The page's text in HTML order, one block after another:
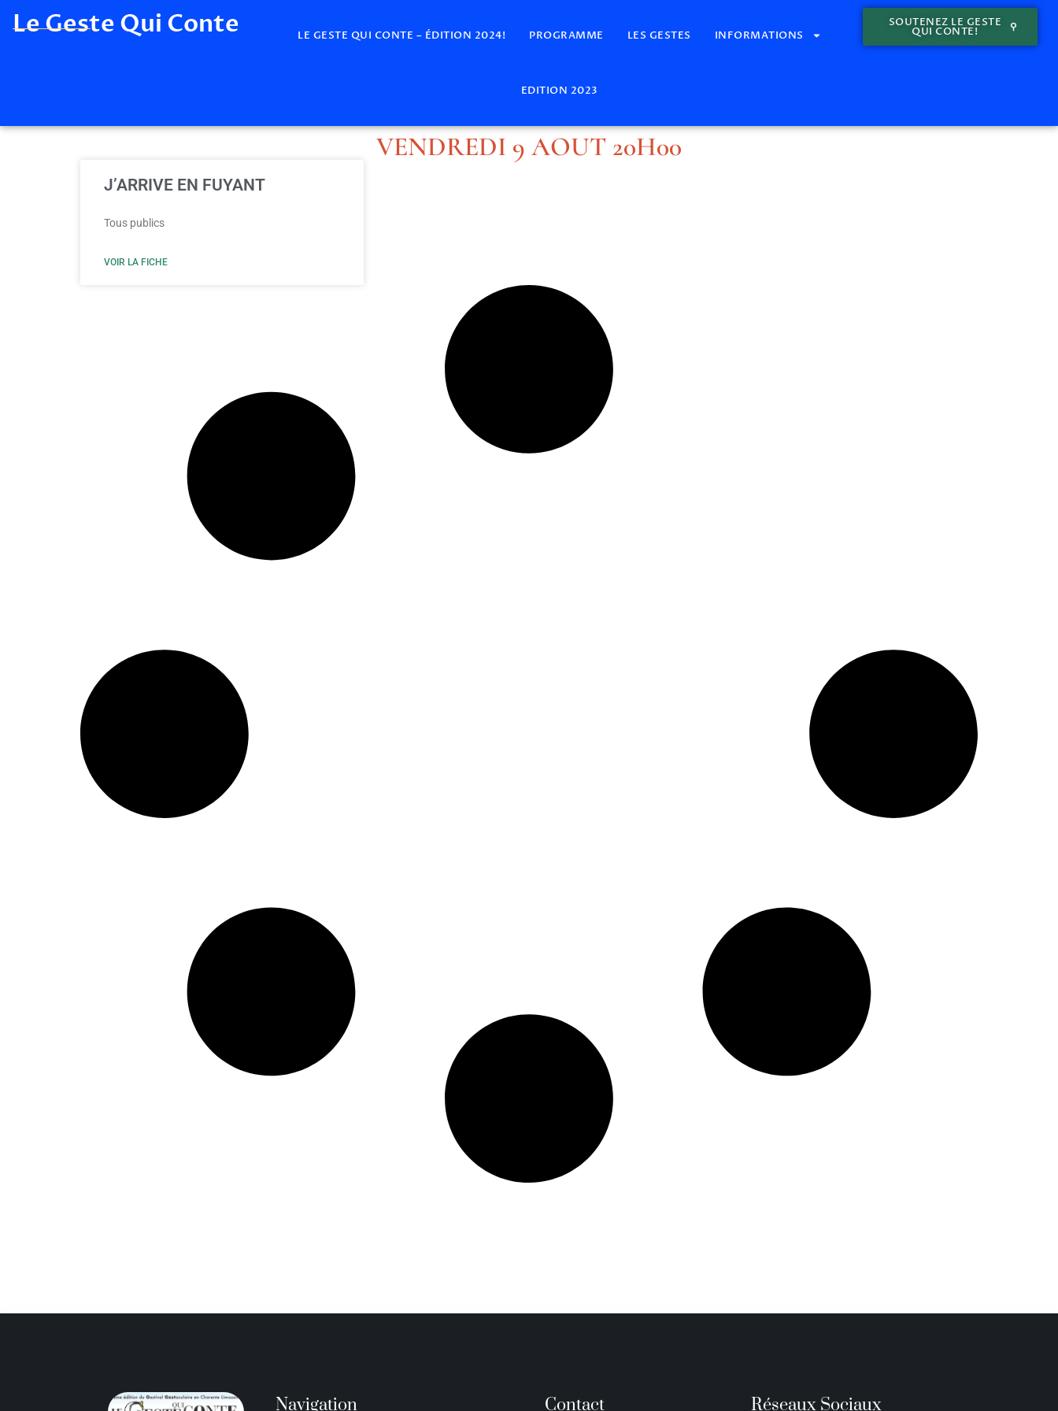
Le Geste Qui Conte LE GESTE QUI CONTE – ÉDITION 2024! PROGRAMME LES GESTES INFORMATIONS
EDITION 2023
SOUTENEZ LE GESTE
QUI CONTE!
VENDREDI 9 AOUT 20H00
J’ARRIVE EN FUYANT
Tous publics
VOIR LA FICHE
Navigation Contact Réseaux Sociaux